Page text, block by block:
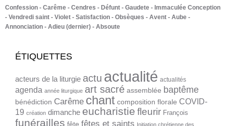
Confession Carême Cendres Défunt Gaudete
Immaculée Conception
Vendredi saint
Violet Satisfaction Obsèques Avent
Aube
Annonciation
Adieu (dernier) Absoute
ÉTIQUETTES
acteurs de la liturgie actu actualité actualités
agenda année liturgique art sacré assemblée baptême
bénédiction Carême chant composition florale COVID-
19 création dimanche eucharistie fleurir François
funérailles fête fêtes et saints
Initiation chrétienne des